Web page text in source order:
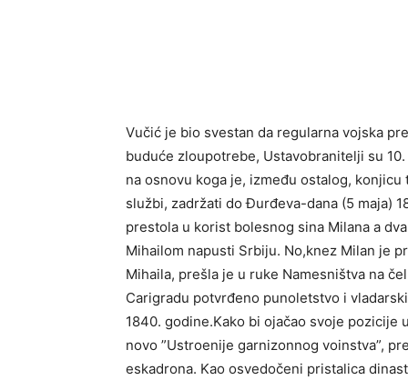
Vučić je bio svestan da regularna vojska
buduće zloupotrebe, Ustavobranitelјi su
na osnovu koga je, između ostalog,
službi, zadržati do Đurđeva-dana (5 maja)
prestola u korist bolesnog sina Milana a
Mihailom napusti Srbiju. No,knez Milan je
Mihaila, prešla je u ruke Namesništva na
Carigradu potvrđeno punoletstvo i
1840. godine.Kako bi ojačao svoje pozicije
novo ”Ustroenije garnizonnog voinstva”,
eskadrona. Kao osvedočeni pristalica